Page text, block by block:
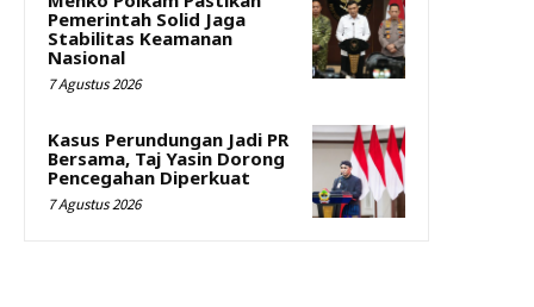
Pemerintah Solid Jaga
Stabilitas Keamanan
Nasional
7 Agustus 2026
Kasus Perundungan Jadi PR
Bersama, Taj Yasin Dorong
Pencegahan Diperkuat
7 Agustus 2026